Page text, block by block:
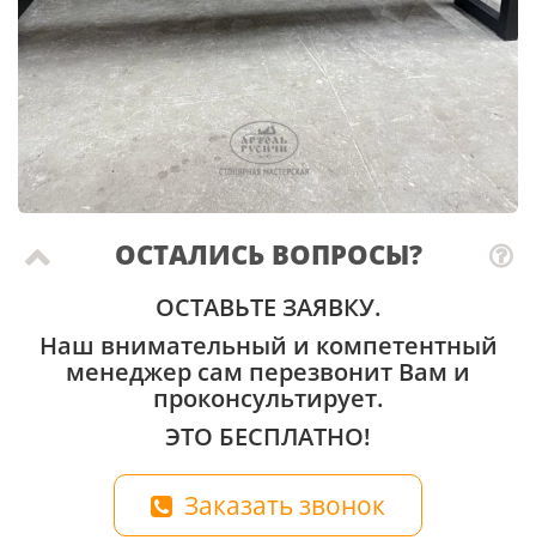
ОСТАЛИСЬ ВОПРОСЫ?
ОСТАВЬТЕ ЗАЯВКУ.
Наш внимательный и компетентный
менеджер сам перезвонит Вам и
проконсультирует.
ЭТО БЕСПЛАТНО!
Заказать звонок